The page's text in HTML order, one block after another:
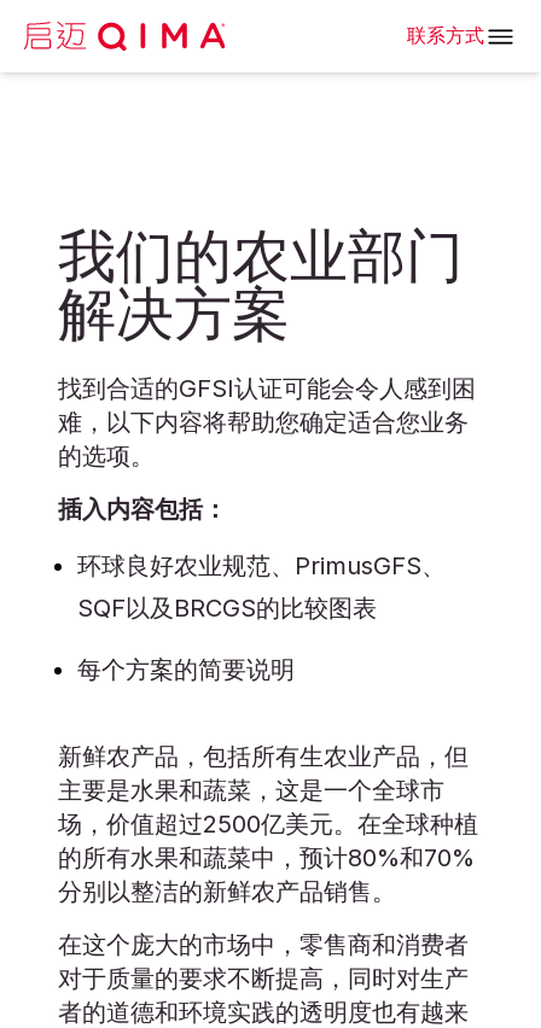
联系方式
我们的农业部门
解决方案
找到合适的GFSI认证可能会令人感到困
难，以下内容将帮助您确定适合您业务
的选项。
插入内容包括：
环球良好农业规范、PrimusGFS、
SQF以及BRCGS的比较图表
每个方案的简要说明
新鲜农产品，包括所有生农业产品，但
主要是水果和蔬菜，这是一个全球市
场，价值超过2500亿美元。在全球种植
的所有水果和蔬菜中，预计80%和70%
分别以整洁的新鲜农产品销售。
在这个庞大的市场中，零售商和消费者
对于质量的要求不断提高，同时对生产
者的道德和环境实践的透明度也有越来